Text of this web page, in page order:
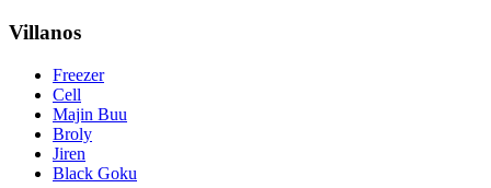
Villanos
Freezer
Cell
Majin Buu
Broly
Jiren
Black Goku